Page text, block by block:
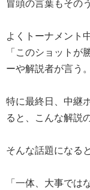
冒頭の言葉もその
よくトーナメント
「このショット
ーや解説者が言う。
特に最終日、中継
ると、こんな解説
そんな話題になると
「一体、大事では